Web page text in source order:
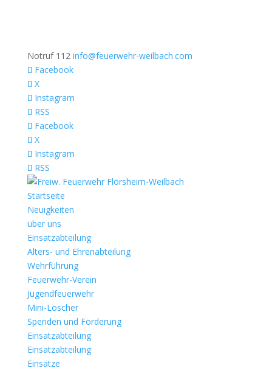
Notruf 112 info@feuerwehr-weilbach.com
Facebook
X
Instagram
RSS
Facebook
X
Instagram
RSS
Startseite
Neuigkeiten
über uns
Einsatzabteilung
Alters- und Ehrenabteilung
Wehrführung
Feuerwehr-Verein
Jugendfeuerwehr
Mini-Löscher
Spenden und Förderung
Einsatzabteilung
Einsatzabteilung
Einsätze